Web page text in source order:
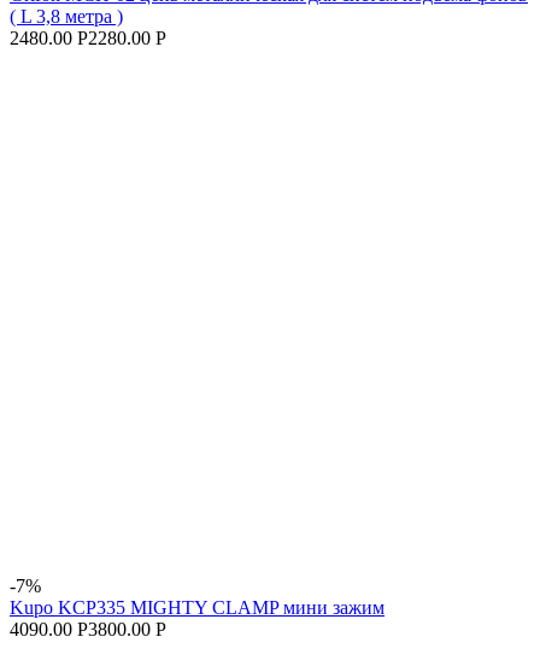
( L 3,8 метра )
2480.00 Р2280.00 Р
-7%
Kupo KCP335 MIGHTY CLAMP мини зажим
4090.00 Р3800.00 Р